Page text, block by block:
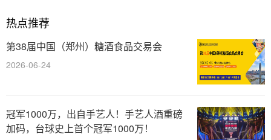
热点推荐
第38届中国（郑州）糖酒食品交易会
2026-06-24
冠军1000万，出自手艺人！手艺人酒重磅
加码，台球史上首个冠军1000万！